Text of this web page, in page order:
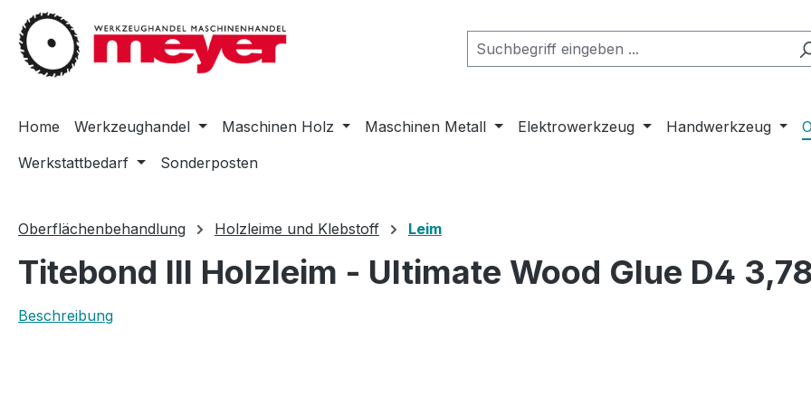
Hauptinhalt springen
Zur Suche springen
Zur Hauptnavigation springen
Home Werkzeughandel Maschinen Holz Maschinen Metall Elektrowerkzeug Handwerkzeug
Werkstattbedarf
Sonderposten
Oberflächenbehandlung Holzleime und Klebstoff Leim
Titebond III Holzleim - Ultimate Wood Glue D4
Beschreibung